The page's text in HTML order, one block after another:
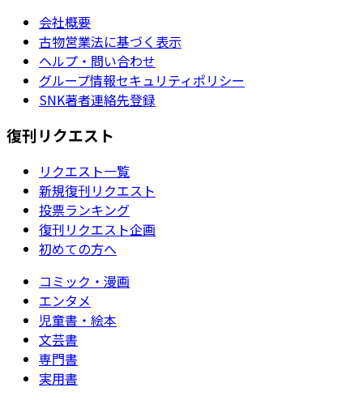
会社概要
古物営業法に基づく表示
ヘルプ・問い合わせ
グループ情報セキュリティポリシー
SNK著者連絡先登録
復刊リクエスト
リクエスト一覧
新規復刊リクエスト
投票ランキング
復刊リクエスト企画
初めての方へ
コミック・漫画
エンタメ
児童書・絵本
文芸書
専門書
実用書